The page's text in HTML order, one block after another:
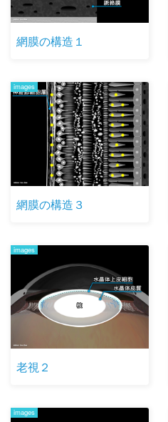
網膜の構造１
images
網膜の構造３
images
老視２
images